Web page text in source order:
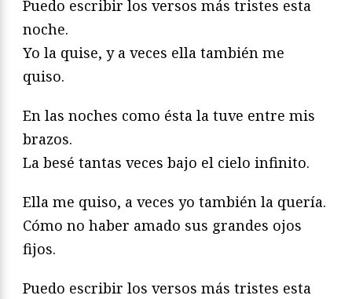
Puedo escribir los versos más tristes esta
noche.
Yo la quise, y a veces ella también me
quiso.
En las noches como ésta la tuve entre mis
brazos.
La besé tantas veces bajo el cielo infinito.
Ella me quiso, a veces yo también la quería.
Cómo no haber amado sus grandes ojos
fijos.
Puedo escribir los versos más tristes esta